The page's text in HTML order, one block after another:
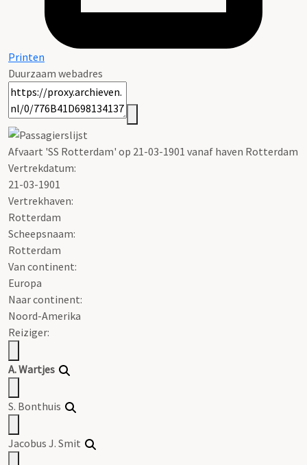
Printen
Duurzaam webadres
Afvaart 'SS Rotterdam' op 21-03-1901 vanaf haven Rotterdam
Vertrekdatum:
21-03-1901
Vertrekhaven:
Rotterdam
Scheepsnaam:
Rotterdam
Van continent:
Europa
Naar continent:
Noord-Amerika
Reiziger:
A. Wartjes
S. Bonthuis
Jacobus J. Smit